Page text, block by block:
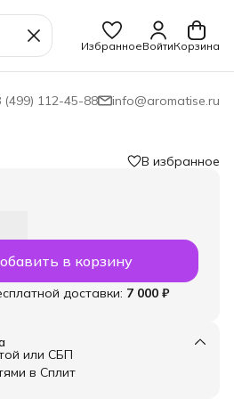
ИзбранноеВойтиКорзина
(499) 112-45-88 info@aromatise.ru
В избранное
в корзину
доставки: 7 000 ₽
или СБП
в Сплит